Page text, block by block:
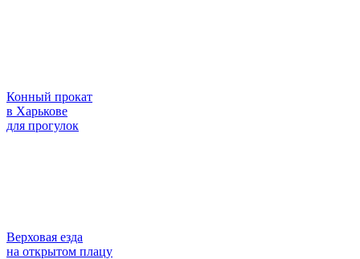
Конный прокат
в Харькове
для прогулок
Верховая езда
на открытом плацу